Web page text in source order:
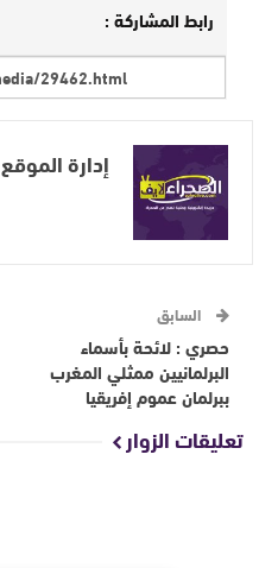
رابط المشاركة :
إدارة الموقع
السابق
حصري : لائحة بأسماء
البرلمانيين ممثلي المغرب
ببرلمان عموم إفريقيا
تعليقات الزوار